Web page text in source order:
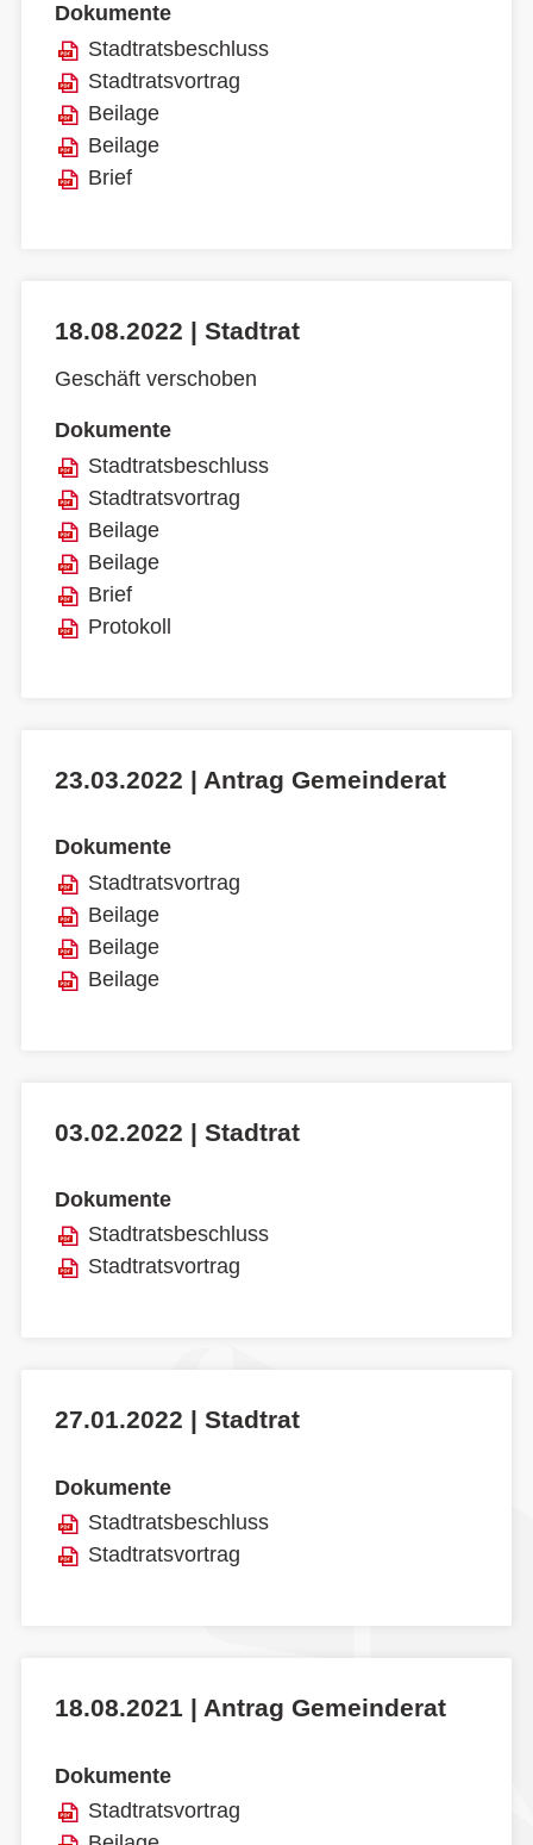
Dokumente
Stadtratsbeschluss
Stadtratsvortrag
Beilage
Beilage
Brief
18.08.2022 | Stadtrat
Geschäft verschoben
Dokumente
Stadtratsbeschluss
Stadtratsvortrag
Beilage
Beilage
Brief
Protokoll
23.03.2022 | Antrag Gemeinderat
Dokumente
Stadtratsvortrag
Beilage
Beilage
Beilage
03.02.2022 | Stadtrat
Dokumente
Stadtratsbeschluss
Stadtratsvortrag
27.01.2022 | Stadtrat
Dokumente
Stadtratsbeschluss
Stadtratsvortrag
18.08.2021 | Antrag Gemeinderat
Dokumente
Stadtratsvortrag